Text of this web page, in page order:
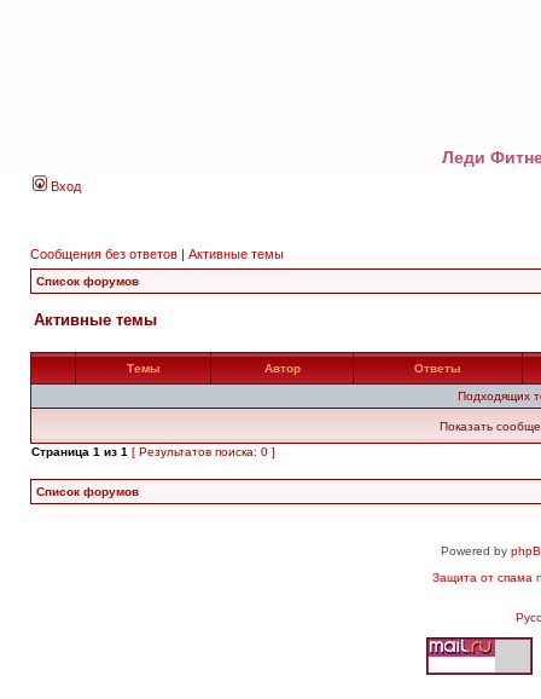
Леди
Вход
Сообщения без ответов | Активные темы
Список форумов
Активные темы
Темы Автор Ответы
Подходящих
Показать
Страница 1 из 1 [ Результатов поиска: 0 ]
Список форумов
Powered by
Защита от спама